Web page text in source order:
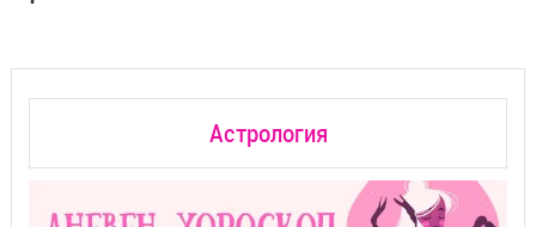
Астрология